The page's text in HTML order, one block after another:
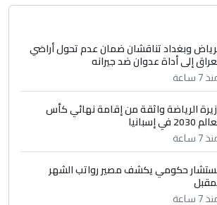
وبغداد تناقشان ضمان عدم تحول أراضي
إلى أداة عدوان ضد جيرانه
7 ساعة
الرياضة واثقة من إقامة نهائي كأس
في إسبانيا
7 ساعة
حكومي يكشف مصير رواتب الشهر
7 ساعة